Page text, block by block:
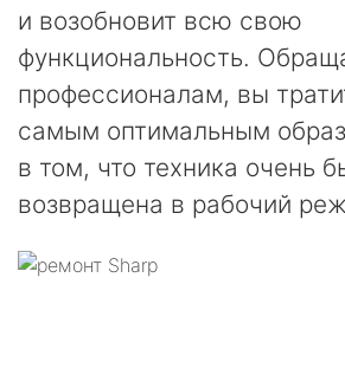
и возобновит всю свою
функциональность.
профессионалам, вы
самым оптимальным
в том, что техника очень
возвращена в рабочий